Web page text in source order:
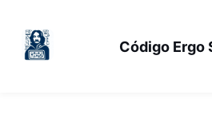
Código Ergo